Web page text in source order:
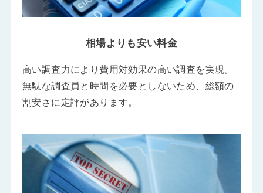
相場よりも安い料金
高い調査力により費用対効果の高い調査を実現。
無駄な調査員と時間を必要としないため、総額の
割安さに定評があります。